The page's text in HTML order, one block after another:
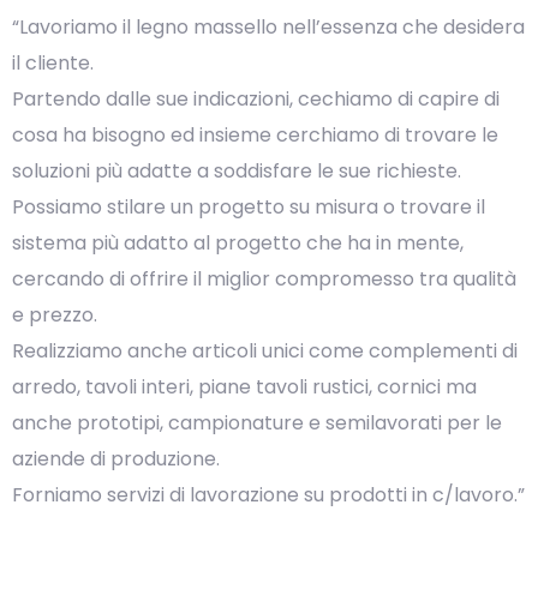
“Lavoriamo il legno massello nell’essenza che desidera
il cliente.
Partendo dalle sue indicazioni, cechiamo di capire di
cosa ha bisogno ed insieme cerchiamo di trovare le
soluzioni più adatte a soddisfare le sue richieste.
Possiamo stilare un progetto su misura o trovare il
sistema più adatto al progetto che ha in mente,
cercando di offrire il miglior compromesso tra qualità
e prezzo.
Realizziamo anche articoli unici come complementi di
arredo, tavoli interi, piane tavoli rustici, cornici ma
anche prototipi, campionature e semilavorati per le
aziende di produzione.
Forniamo servizi di lavorazione su prodotti in c/lavoro.”